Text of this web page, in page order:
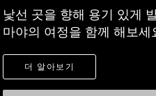
낯선 곳을 향해 용기 있게
마야의 여정을 함께 해보세
더 알아보기